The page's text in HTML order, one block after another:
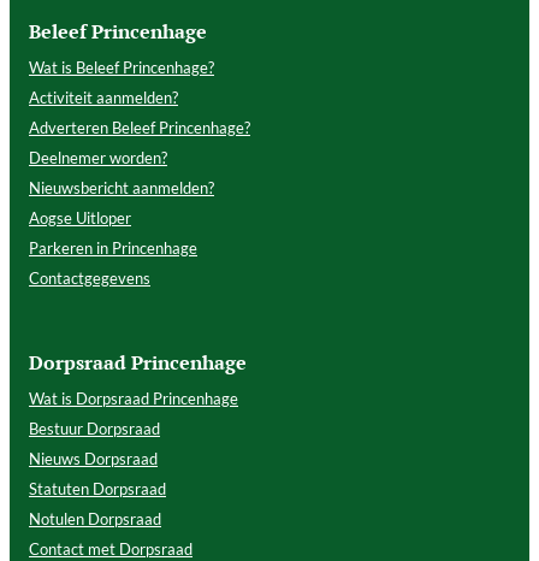
Beleef Princenhage
Wat is Beleef Princenhage?
Activiteit aanmelden?
Adverteren Beleef Princenhage?
Deelnemer worden?
Nieuwsbericht aanmelden?
Aogse Uitloper
Parkeren in Princenhage
Contactgegevens
Dorpsraad Princenhage
Wat is Dorpsraad Princenhage
Bestuur Dorpsraad
Nieuws Dorpsraad
Statuten Dorpsraad
Notulen Dorpsraad
Contact met Dorpsraad